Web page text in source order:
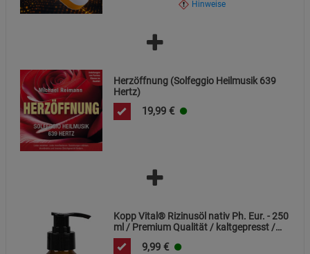
Hinweise
Herzöffnung (Solfeggio Heilmusik 639
Hertz)
19,99 €
Kopp Vital® Rizinusöl nativ Ph. Eur. - 250
ml / Premium Qualität / kaltgepresst /
frei von Alkaloiden
9,99 €